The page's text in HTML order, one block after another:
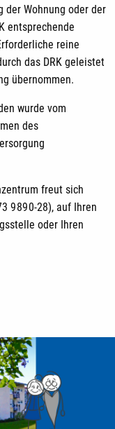
der Wohnung oder der
entsprechende
reine
das DRK geleistet
übernommen.
wurde vom
des
freut sich
9 89 0-28), auf Ihren
oder Ihren